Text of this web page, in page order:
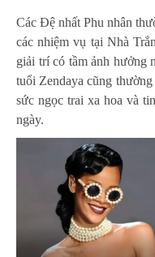
Các Đệ nhất Phu nhân
các nhiệm vụ tại Nhà
giải trí có tầm ảnh hưởng
tuổi Zendaya cũng
sức ngọc trai xa hoa và
ngày.